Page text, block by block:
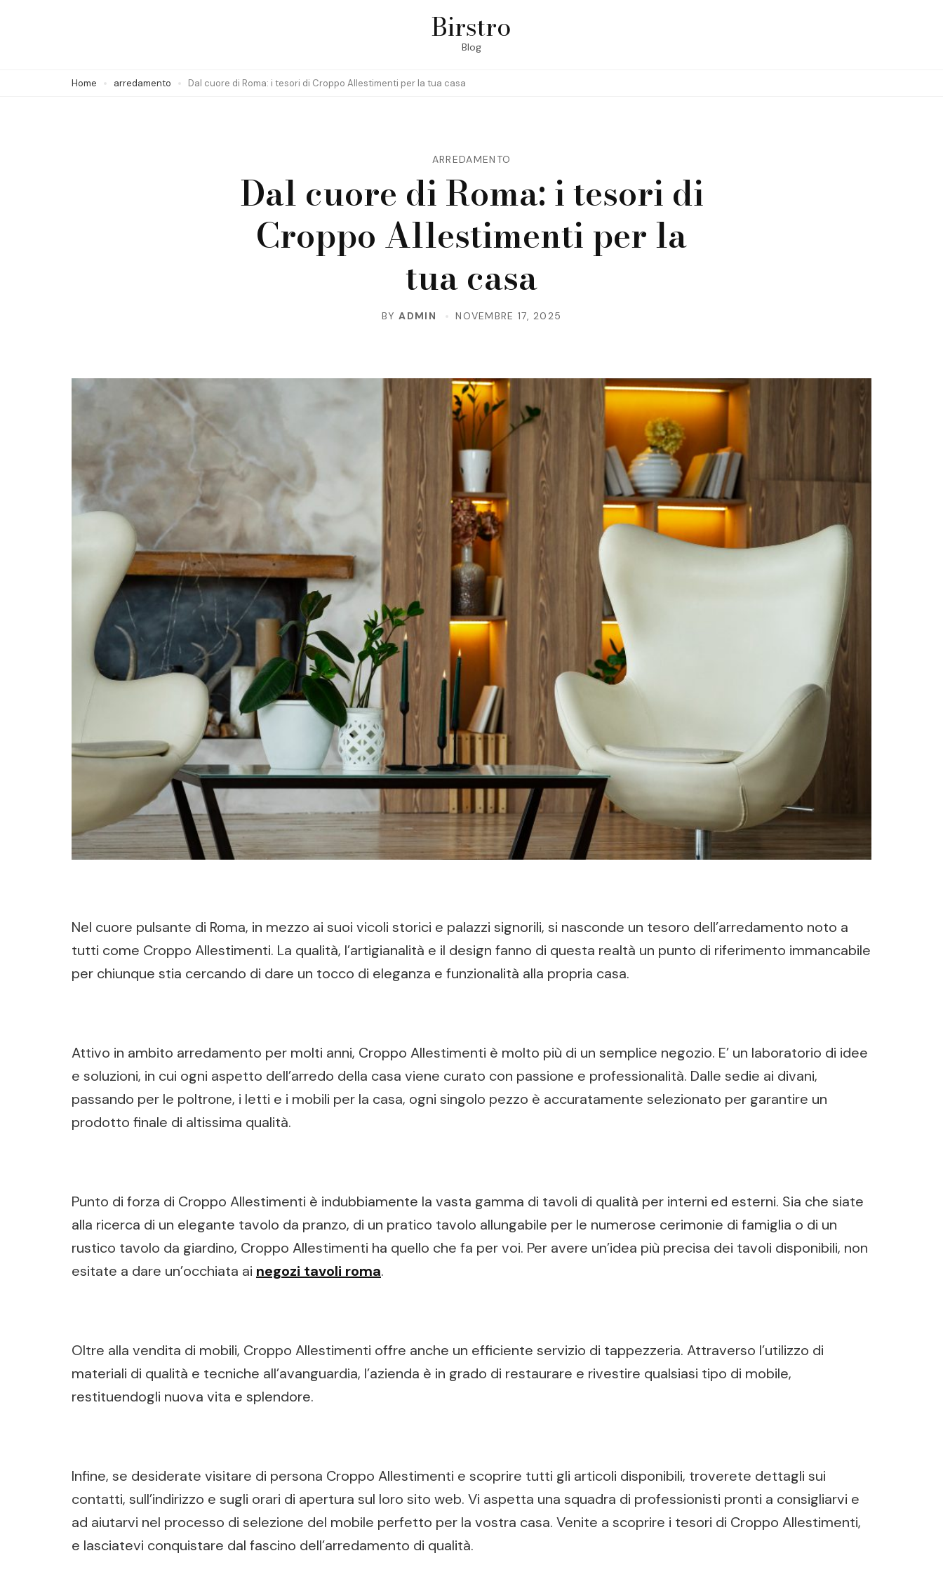
Birstro
Blog
Home arredamento Dal cuore di Roma: i tesori di Croppo Allestimenti per la tua casa
ARREDAMENTO
Dal cuore di Roma: i tesori di
Croppo Allestimenti per la
tua casa
BYADMIN NOVEMBRE 17, 2025
Nel cuore pulsante di Roma, in mezzo ai suoi vicoli storici e palazzi signorili, si nasconde un tesoro dell’arredamento noto a
tutti come Croppo Allestimenti. La qualità, l’artigianalità e il design fanno di questa realtà un punto di riferimento immancabile
per chiunque stia cercando di dare un tocco di eleganza e funzionalità alla propria casa.
Attivo in ambito arredamento per molti anni, Croppo Allestimenti è molto più di un semplice negozio. E’ un laboratorio di idee
e soluzioni, in cui ogni aspetto dell’arredo della casa viene curato con passione e professionalità. Dalle sedie ai divani,
passando per le poltrone, i letti e i mobili per la casa, ogni singolo pezzo è accuratamente selezionato per garantire un
prodotto finale di altissima qualità.
Punto di forza di Croppo Allestimenti è indubbiamente la vasta gamma di tavoli di qualità per interni ed esterni. Sia che siate
alla ricerca di un elegante tavolo da pranzo, di un pratico tavolo allungabile per le numerose cerimonie di famiglia o di un
rustico tavolo da giardino, Croppo Allestimenti ha quello che fa per voi. Per avere un’idea più precisa dei tavoli disponibili, non
esitate a dare un’occhiata ai negozi tavoli roma.
Oltre alla vendita di mobili, Croppo Allestimenti offre anche un efficiente servizio di tappezzeria. Attraverso l’utilizzo di
materiali di qualità e tecniche all’avanguardia, l’azienda è in grado di restaurare e rivestire qualsiasi tipo di mobile,
restituendogli nuova vita e splendore.
Infine, se desiderate visitare di persona Croppo Allestimenti e scoprire tutti gli articoli disponibili, troverete dettagli sui
contatti, sull’indirizzo e sugli orari di apertura sul loro sito web. Vi aspetta una squadra di professionisti pronti a consigliarvi e
ad aiutarvi nel processo di selezione del mobile perfetto per la vostra casa. Venite a scoprire i tesori di Croppo Allestimenti,
e lasciatevi conquistare dal fascino dell’arredamento di qualità.